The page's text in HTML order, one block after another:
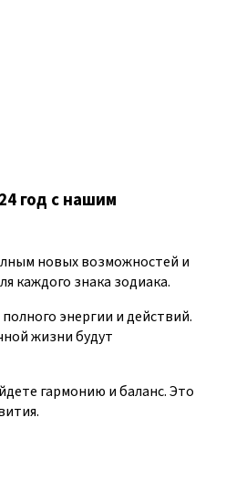
год с нашим
новых возможностей и
каждого знака зодиака.
энергии и действий.
жизни будут
гармонию и баланс. Это